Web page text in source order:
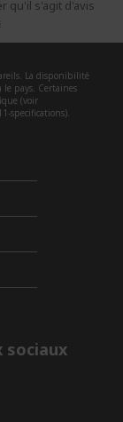
qu'il s'agit d'avis
La disponibilité
pays. Certaines
(voir
specifications).
sociaux